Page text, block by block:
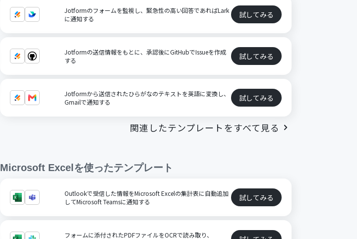
Jotformのフォームを監視し、緊急性の高い回答であればLark
に通知する
試してみる
Jotformの送信情報をもとに、承認後にGitHubでIssueを作成
する
試してみる
Jotformから送信されたひらがなのテキストを英語に変換し、
Gmailで通知する
試してみる
関連したテンプレートをすべて見る
Microsoft Excel を使ったテンプレート
Outlookで受信した情報をMicrosoft Excelの集計表に自動追加
してMicrosoft Teamsに通知する
試してみる
フォームに添付されたPDFファイルをOCRで読み取り、